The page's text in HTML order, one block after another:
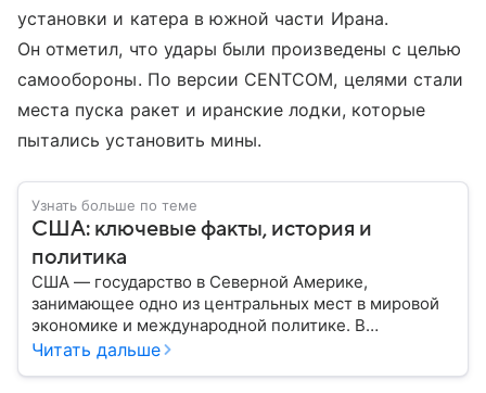
установки и катера в южной части Ирана.
Он отметил, что удары были произведены с целью
самообороны. По версии CENTCOM, целями стали
места пуска ракет и иранские лодки, которые
пытались установить мины.
Узнать больше по теме
США: ключевые факты, история и
политика
США — государство в Северной Америке,
занимающее одно из центральных мест в мировой
экономике и международной политике. В
материале — основные сведения об этой стране.
Читать дальше